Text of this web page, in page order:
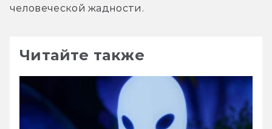
человеческой жадности.
Читайте также